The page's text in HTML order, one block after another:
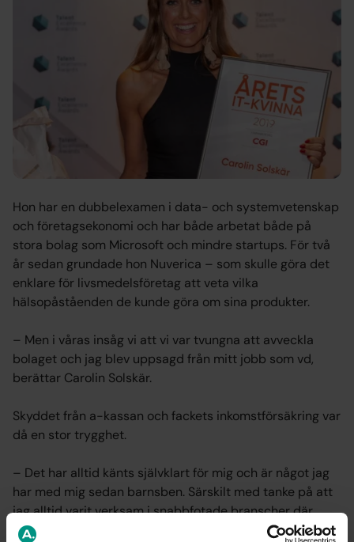
Hon har en dubbelexamen i data- och systemvetenskap
och företagsekonomi och har både arbetat både på
stora bolag som Microsoft och mindre startups. För två
år sedan grundade hon Nuverica – som skulle göra det
enklare för livsmedelsföretag att veta vilka
hälsopåståenden de kunde göra om sina produkter.
– Men i våras insåg vi att vi var tvungna att avveckla
bolaget och jag blev uppsagd från mitt jobb som vd,
berättar Carolin Solskär.
Skyddet från a-kassan och fackets inkomstförsäkring var
då en stor trygghet.
– Det har alltid känts självklart för mig och är något jag
har med mig sedan barnsben. Särskilt med tanke på att
jag alltid varit verksam i snabbfotade branscher där
osäkerheten är stor, säger hon.